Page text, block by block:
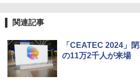
関連記事
「CEATEC 2024」
の11万2千人が来場